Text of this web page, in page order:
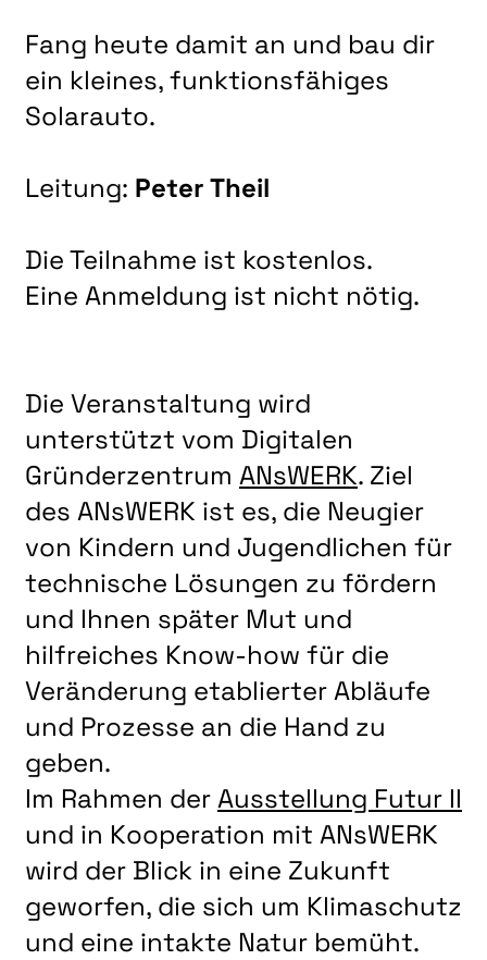
NATUR & STRUKTUR
ÜBER UNS
KUNSTHAUS R3
BEWERBUNG
UNSERE MITGLIEDER
VERANSTALTUNGEN UNSERER MITGLIEDER
BEFREUNDETE KUNSTVEREINE
Fang heute damit an und bau dir
ein kleines, funktionsfähiges
Solarauto.
Leitung: Peter Theil
Die Teilnahme ist kostenlos.
Eine Anmeldung ist nicht nötig.
Die Veranstaltung wird
unterstützt vom Digitalen
Gründerzentrum ANsWERK. Ziel
des ANsWERK ist es, die Neugier
von Kindern und Jugendlichen für
technische Lösungen zu fördern
und Ihnen später Mut und
hilfreiches Know-how für die
Veränderung etablierter Abläufe
und Prozesse an die Hand zu
geben.
Im Rahmen derAusstellung Futur II
und in Kooperation mit ANsWERK
wird der Blick in eine Zukunft
geworfen, die sich um Klimaschutz
und eine intakte Natur bemüht.